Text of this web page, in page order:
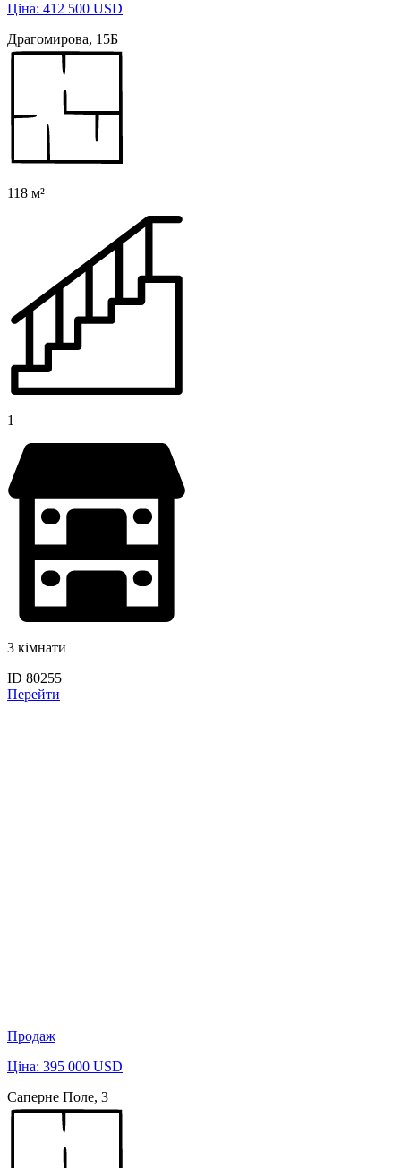
Ціна: 412 500 USD
Драгомирова, 15Б
118 м²
1
3 кімнати
ID 80255
Перейти
Продаж
Ціна: 395 000 USD
Саперне Поле, 3